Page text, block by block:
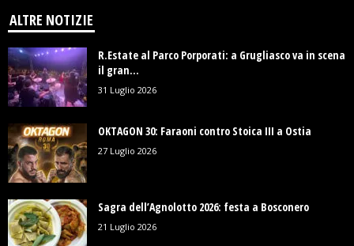
ALTRE NOTIZIE
R.Estate al Parco Porporati: a Grugliasco va in scena
il gran...
31 Luglio 2026
OKTAGON 30: Faraoni contro Stoica III a Ostia
27 Luglio 2026
Sagra dell’Agnolotto 2026: festa a Bosconero
21 Luglio 2026